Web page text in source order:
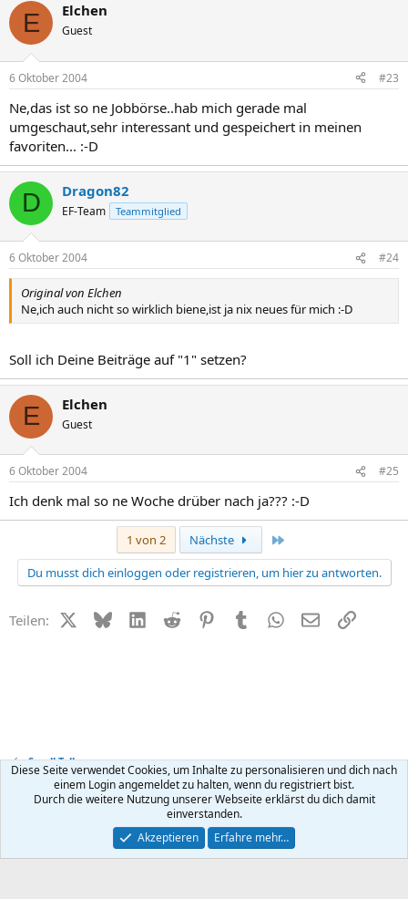
E Elchen
Guest
6 Oktober 2004 #23
Ne,das ist so ne Jobbörse..hab mich gerade mal
umgeschaut,sehr interessant und gespeichert in meinen
favoriten... :-D
D Dragon82
EF-Team Teammitglied
6 Oktober 2004 #24
Original von Elchen
Ne,ich auch nicht so wirklich biene,ist ja nix neues für mich :-D
Soll ich Deine Beiträge auf "1" setzen?
E Elchen
Guest
6 Oktober 2004 #25
Ich denk mal so ne Woche drüber nach ja??? :-D
1 von 2 Nächste
Du musst dich einloggen oder registrieren, um hier zu antworten.
Teilen: X (Twitter)
BlueskyLinkedIn
Reddit PinterestTumblr WhatsApp
E-MailLink
Small Talk
Kontakt Nutzungsbedingungen Datenschutz Hilfe
R
Community platform by XenForo ® © 2010-2026 XenForo Ltd.
Diese Seite verwendet Cookies, um Inhalte zu personalisieren und dich nach
einem Login angemeldet zu halten, wenn du registriert bist.
Durch die weitere Nutzung unserer Webseite erklärst du dich damit
einverstanden.
Akzeptieren
Erfahre mehr…